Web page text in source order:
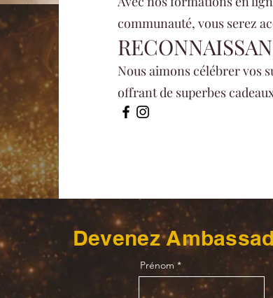
communauté, vous serez
Nous aimons célébrer vos
offrant de superbes
Devenez
Prénom